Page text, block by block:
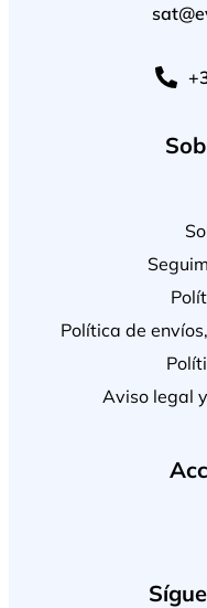
Política de
Aviso legal